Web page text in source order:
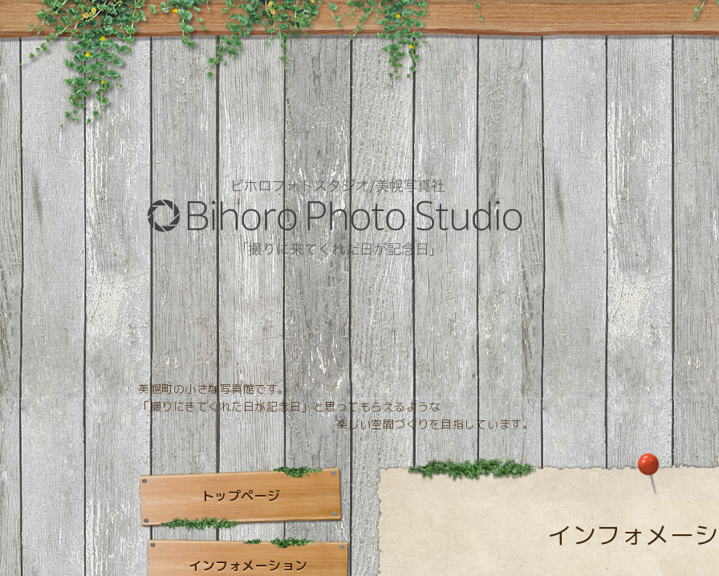
美幌町の小さな写真館です。
「撮りにきてくれた日が記念日」と思ってもらえるような
楽しい空間づくりを目指しています。
インフォメー
トップページ
インフォメーション